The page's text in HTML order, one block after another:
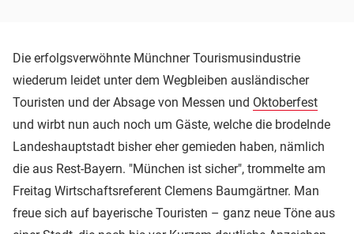
Die erfolgsverwöhnte Münchner Tourismusindustrie
wiederum leidet unter dem Wegbleiben ausländischer
Touristen und der Absage von Messen und Oktoberfest
und wirbt nun auch noch um Gäste, welche die brodelnde
Landeshauptstadt bisher eher gemieden haben, nämlich
die aus Rest-Bayern. "München ist sicher", trommelte am
Freitag Wirtschaftsreferent Clemens Baumgärtner. Man
freue sich auf bayerische Touristen – ganz neue Töne aus